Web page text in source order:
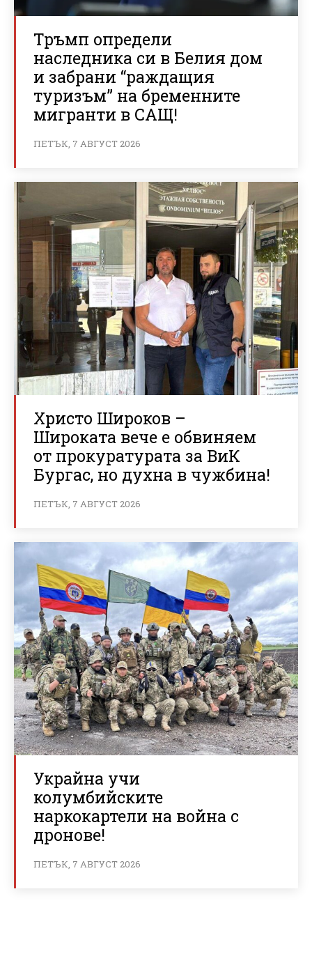
Тръмп определи
наследника си в Белия дом
и забрани “раждащия
туризъм” на бременните
мигранти в САЩ!
ПЕТЪК, 7 АВГУСТ 2026
Христо Широков –
Широката вече е обвиняем
от прокуратурата за ВиК
Бургас, но духна в чужбина!
ПЕТЪК, 7 АВГУСТ 2026
Украйна учи
колумбийските
наркокартели на война с
дронове!
ПЕТЪК, 7 АВГУСТ 2026